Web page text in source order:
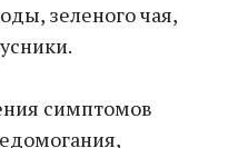
зеленого чая,
симптомов